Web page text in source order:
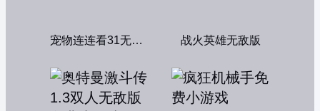
宠物连连看31无敌版 战火英雄无敌版